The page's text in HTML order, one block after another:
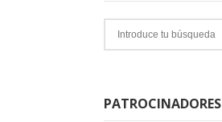
PATROCINADORES